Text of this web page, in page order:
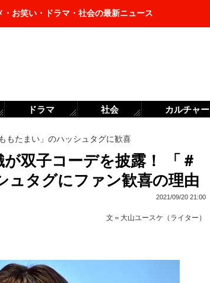
・お笑い・ドラマ・社会の最新ニュース
ももたまい」のハッシュタグに歓喜
双子コーデを披露！ 「＃
ュタグにファン歓喜の理由
2021/09/20 21:00
文＝ 大山ユースケ（ライター）
ドラマ 社会 カルチャー